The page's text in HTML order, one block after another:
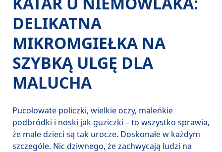
DELIKATNA
MIKROMGIEŁKA NA
SZYBKĄ ULGĘ DLA
MALUCHA
Pucołowate policzki, wielkie oczy, maleńkie
podbródki i noski jak guziczki – to wszystko sprawia,
że małe dzieci są tak urocze. Doskonałe w każdym
szczególe. Nic dziwnego, że zachwycają ludzi na